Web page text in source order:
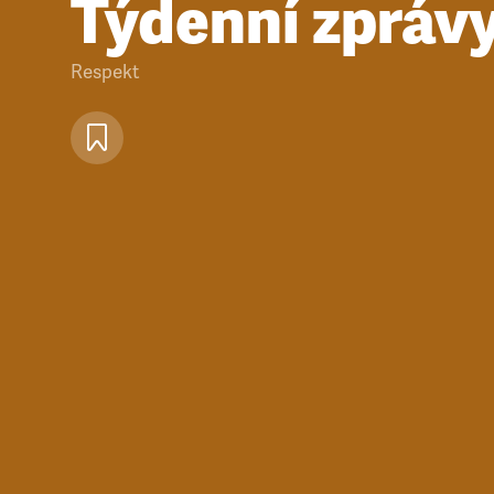
Týdenní
Respekt